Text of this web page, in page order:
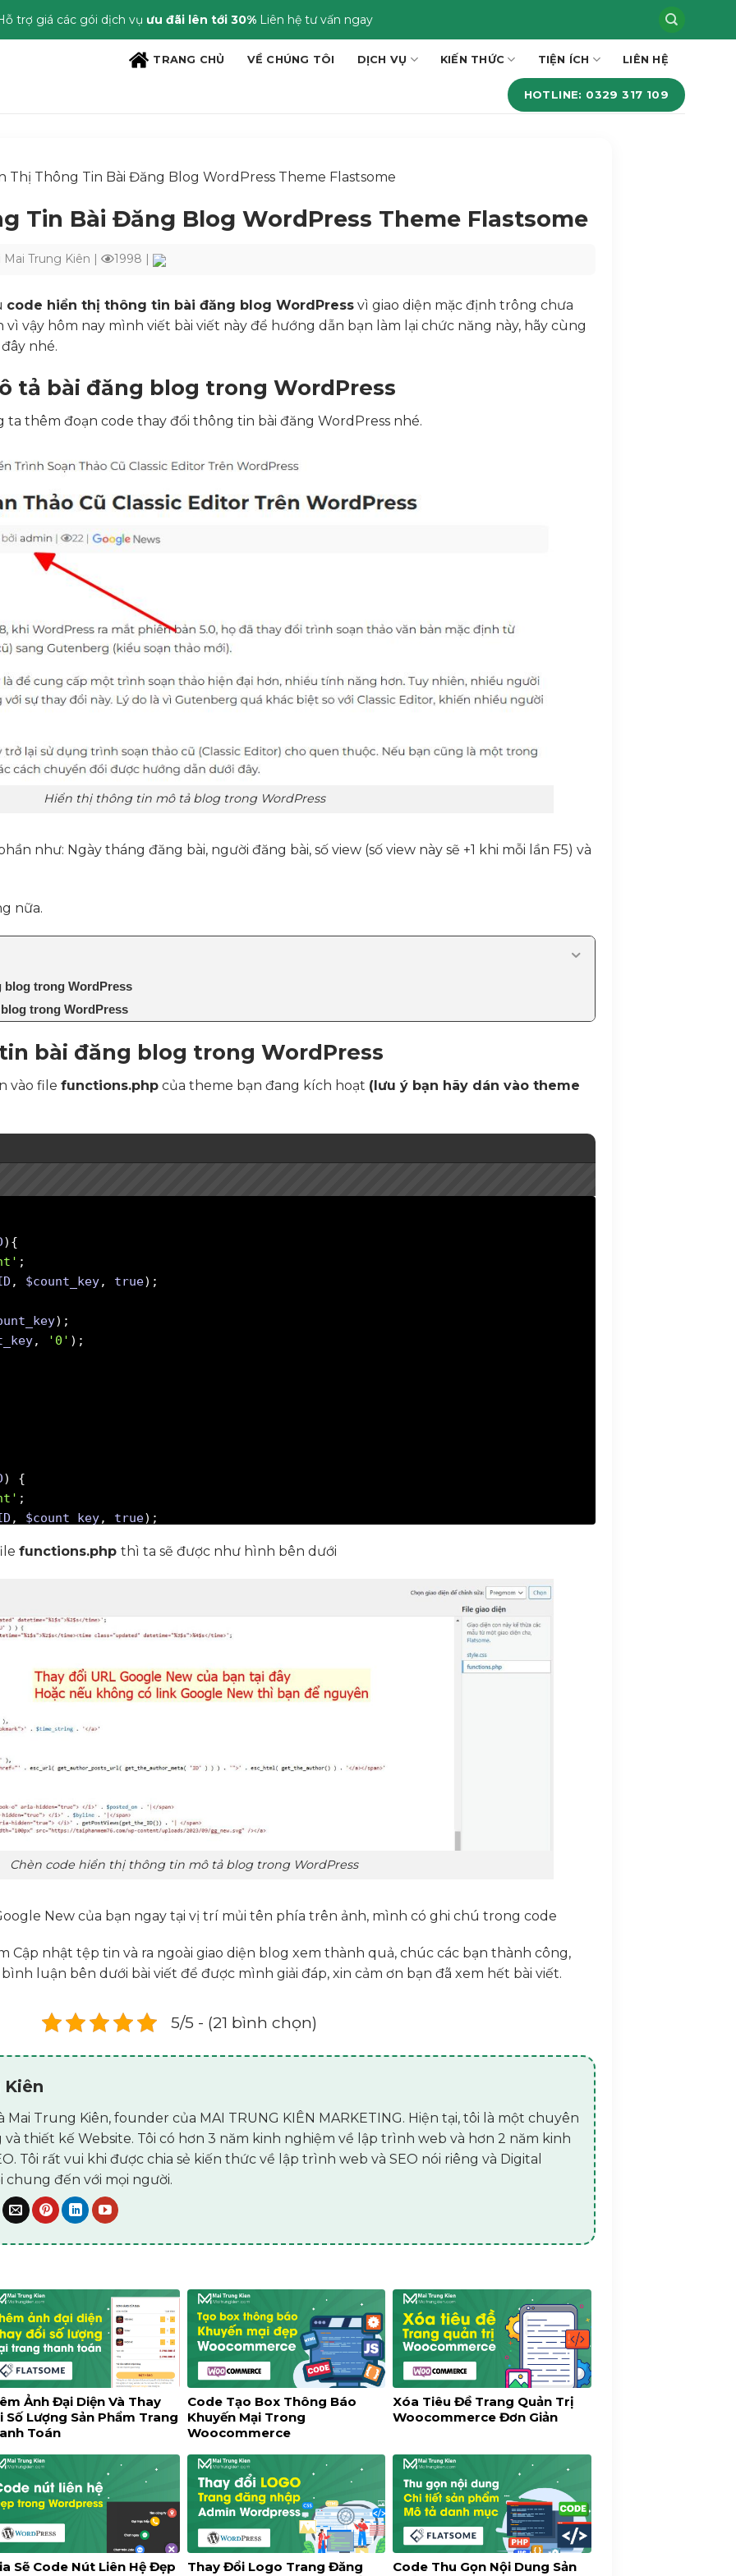
trợ giá các gói dịch vụ ưu đãi lên tới 30%Liên hệ tư vấn ngay
TRANG CHỦ VỀ CHÚNG TÔI DỊCH VỤ KIẾN THỨC TIỆN ÍCH LIÊN HỆ
HOTLINE: 0329 317 109
Thị Thông Tin Bài Đăng Blog WordPress Theme Flastsome
Tin Bài Đăng Blog WordPress Theme Flastsome
Mai Trung Kiên 1998 |
code hiển thị thông tin bài đăng blog WordPress vì giao diện mặc định trông chưa
vậy hôm nay mình viết bài viết này để hướng dẫn bạn làm lại chức năng này, hãy cùng
nhé.
tả bài đăng blog trong WordPress
ta thêm đoạn code thay đổi thông tin bài đăng WordPress nhé.
Hiển thị thông tin mô tả blog trong WordPress
như: Ngày tháng đăng bài, người đăng bài, số view (số view này sẽ +1 khi mỗi lần F5) và
nữa.
blog trong WordPress
trong WordPress
bài đăng blog trong WordPress
vào filefunctions.php của theme bạn đang kích hoạt (lưu ý bạn hãy dán vào theme
)
, $count_key, true
, '0'
)
, $count_key, true
dashboard
,'posts_custom_column_views',5,2
'Views'
);
($column_name , $id)
để viết lại mô tả post
date published updated" datetime="%1$s">%2$s</time>' ;
get_the_modified_time(
date published" datetime="%1$s">%2$s</time><time class="updated"
,
) ),
('c'
) ),
() )
'" rel="bookmark">'. $time_string .
'</a>'
'post author' 'flatsome'
),
class="url fn n" href="'. esc_url(get_author_posts_url(
functions.phpthì ta sẽ được như hình bên dưới
Chèn code hiển thị thông tin mô tả blog trong WordPress
New của bạn ngay tại vị trí mủi tên phía trên ảnh, mình có ghi chú trong code
Cập nhật tệp tin và ra ngoài giao diện blog xem thành quả, chúc các bạn thành công,
luận bên dưới bài viết để được mình giải đáp, xin cảm ơn bạn đã xem hết bài viết.
5/5 - (21 bình chọn)
Kiên
Mai Trung Kiên, founder của MAI TRUNG KIÊN MARKETING. Hiện tại, tôi là một chuyên
và thiết kế Website. Tôi có hơn 3 năm kinh nghiệm về lập trình web và hơn 2 năm kinh
Tôi rất vui khi được chia sẻ kiến thức về lập trình web và SEO nói riêng và Digital
chung đến với mọi người.
Ảnh Đại Diện Và Thay
Số Lượng Sản Phẩm Trang
Toán
Code Tạo Box Thông Báo
Khuyến Mại Trong
Woocommerce
Xóa Tiêu Đề Trang Quản Trị
Woocommerce Đơn Giản
Sẽ Code Nút Liên Hệ Đẹp
Thay Đổi Logo Trang Đăng
Code Thu Gọn Nội Dung Sản